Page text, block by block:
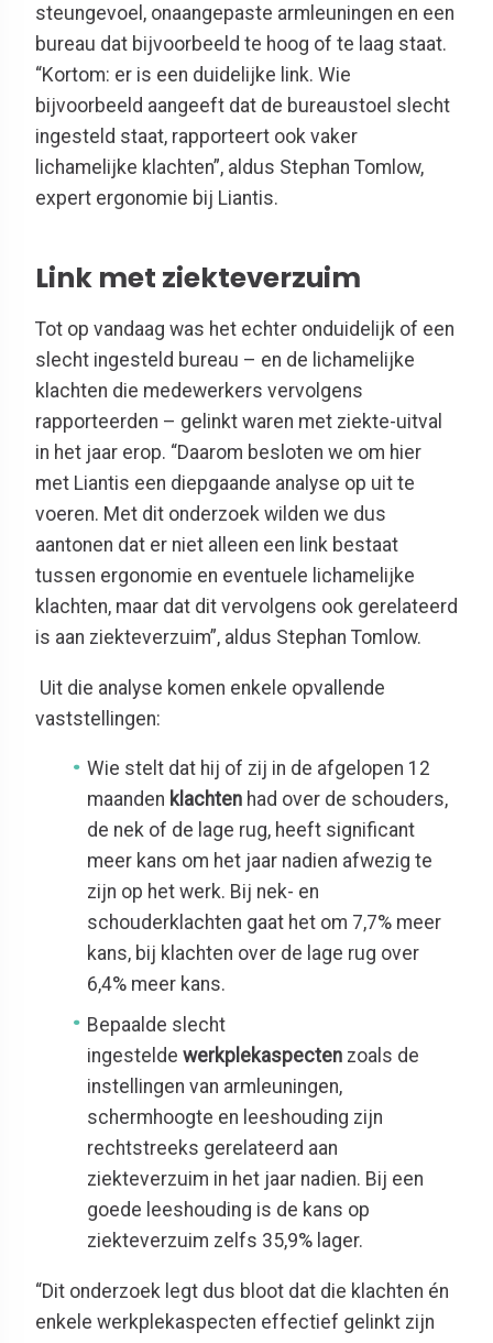
steungevoel, onaangepaste armleuningen en een
bureau dat bijvoorbeeld te hoog of te laag staat.
“Kortom: er is een duidelijke link. Wie
bijvoorbeeld aangeeft dat de bureaustoel slecht
ingesteld staat, rapporteert ook vaker
lichamelijke klachten”, aldus Stephan Tomlow,
expert ergonomie bij Liantis.
Link met ziekteverzuim
Tot op vandaag was het echter onduidelijk of een
slecht ingesteld bureau – en de lichamelijke
klachten die medewerkers vervolgens
rapporteerden – gelinkt waren met ziekte-uitval
in het jaar erop. “Daarom besloten we om hier
met Liantis een diepgaande analyse op uit te
voeren. Met dit onderzoek wilden we dus
aantonen dat er niet alleen een link bestaat
tussen ergonomie en eventuele lichamelijke
klachten, maar dat dit vervolgens ook gerelateerd
is aan ziekteverzuim”, aldus Stephan Tomlow.
Uit die analyse komen enkele opvallende
vaststellingen:
Wie stelt dat hij of zij in de afgelopen 12
maanden klachten had over de schouders,
de nek of de lage rug, heeft significant
meer kans om het jaar nadien afwezig te
zijn op het werk. Bij nek- en
schouderklachten gaat het om 7,7% meer
kans, bij klachten over de lage rug over
6,4% meer kans.
Bepaalde slecht
ingesteldewerkplekaspecten zoals de
instellingen van armleuningen,
schermhoogte en leeshouding zijn
rechtstreeks gerelateerd aan
ziekteverzuim in het jaar nadien. Bij een
goede leeshouding is de kans op
ziekteverzuim zelfs 35,9% lager.
“Dit onderzoek legt dus bloot dat die klachten én
enkele werkplekaspecten effectief gelinkt zijn